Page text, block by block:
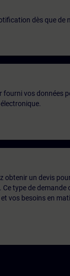
dès que de
vos données
obtenir un devis
type de
vos besoins en